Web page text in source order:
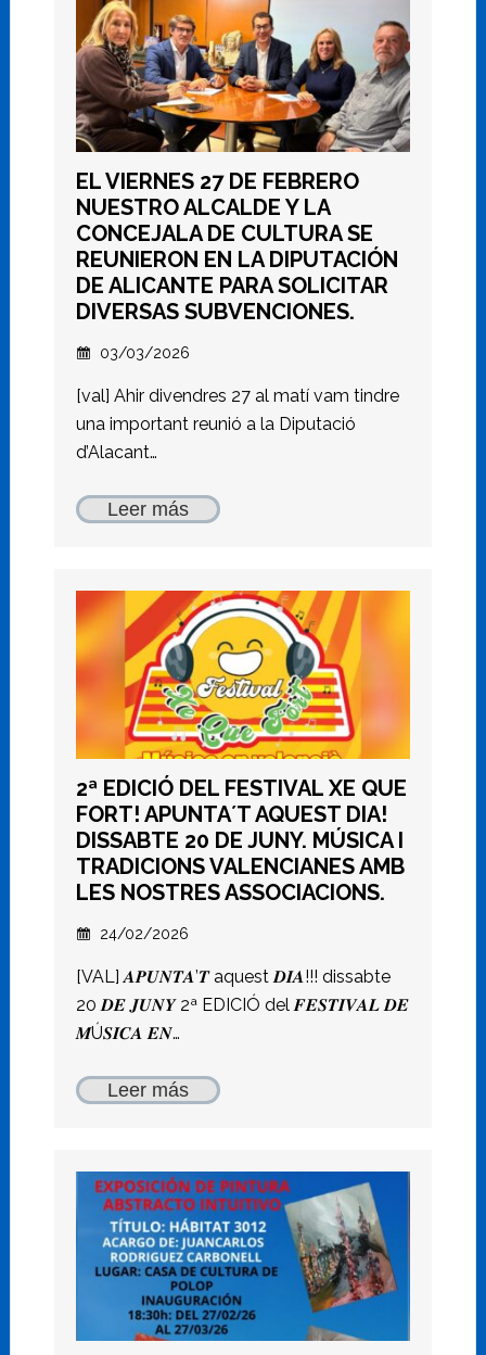
EL VIERNES 27 DE FEBRERO
NUESTRO ALCALDE Y LA
CONCEJALA DE CULTURA SE
REUNIERON EN LA DIPUTACIÓN
DE ALICANTE PARA SOLICITAR
DIVERSAS SUBVENCIONES.
03/03/2026
[val] Ahir divendres 27 al matí vam tindre
una important reunió a la Diputació
d’Alacant…
Leer más
2ª EDICIÓ DEL FESTIVAL XE QUE
FORT! APUNTA´T AQUEST DIA!
DISSABTE 20 DE JUNY. MÚSICA I
TRADICIONS VALENCIANES AMB
LES NOSTRES ASSOCIACIONS.
24/02/2026
[VAL] 𝑨𝑷𝑼𝑵𝑻𝑨’𝑻 aquest 𝑫𝑰𝑨!!! dissabte
20 𝑫𝑬 𝑱𝑼𝑵𝒀 2ª EDICIÓ del 𝑭𝑬𝑺𝑻𝑰𝑽𝑨𝑳 𝑫𝑬
𝑴Ú𝑺𝑰𝑪𝑨 𝑬𝑵…
Leer más